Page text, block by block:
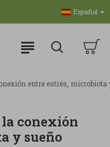
Español
entre estrés, microbiota
la conexión
y sueño